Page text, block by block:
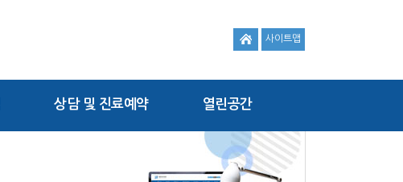
사이트맵
상담 및 진료예약 열린공간